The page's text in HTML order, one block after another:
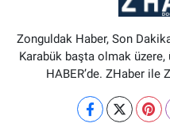
Zonguldak Haber, Son
Karabük başta olmak
HABER’de. ZHaber ile